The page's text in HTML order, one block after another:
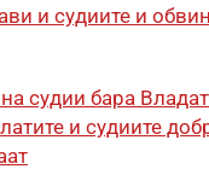
и судиите и
судии бара
и судиите